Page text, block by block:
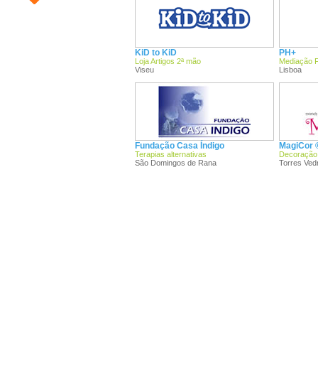
KiD to KiD
Loja Artigos 2ª mão
Viseu
PH+
Mediação
Lisboa
Fundação Casa Índigo
Terapias alternativas
São Domingos de Rana
MagiCor
Decoração
Torres